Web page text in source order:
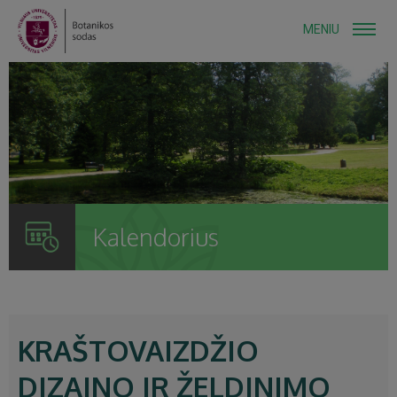
MENIU
Kalendorius
KRAŠTOVAIZDŽIO
DIZAINO IR ŽELDINIMO